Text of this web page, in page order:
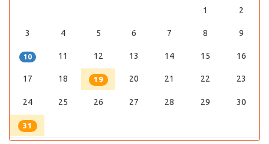
1
2
3 4 5 6 7 8 9
10 11 12 13 14 15 16
17 18 19 20 21 22 23
24 25 26 27 28 29 30
31